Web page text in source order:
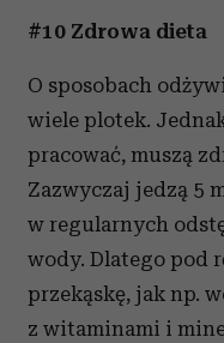
#10 Zdrowa dieta
O sposobach
wiele plotek.
pracować, muszą
Zazwyczaj jedzą 5
w regularnych
wody. Dlatego pod
przekąskę, jak np.
z witaminami i